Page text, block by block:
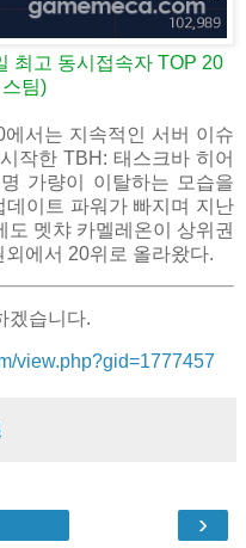
최고 동시접속자 TOP 20
팀)
서는 지속적인 서버 이슈
작한 TBH: 태스크바 히어
가량이 이탈하는 모습을
데이트 파워가 빠지며 지난
멧챠 카멜레온이 상위권
에서 20위로 올라왔다.
겠습니다.
view.php?gid=1777457
›